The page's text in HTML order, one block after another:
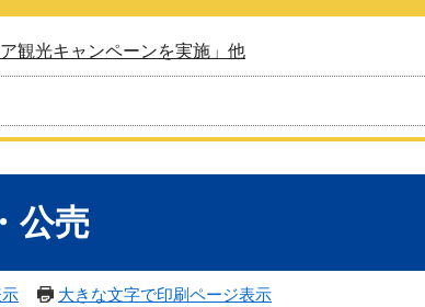
観光キャンペーンを実施」他
公売
大きな文字で印刷ページ表示